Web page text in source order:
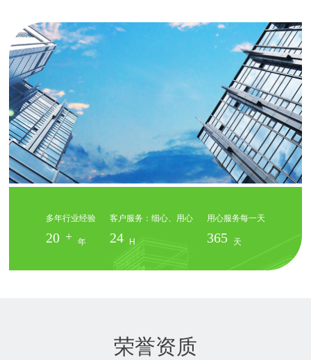
多年行业经验
20 + 年
客户服务：细心、用心
24 H
用心服务每一天
365 天
荣誉资质